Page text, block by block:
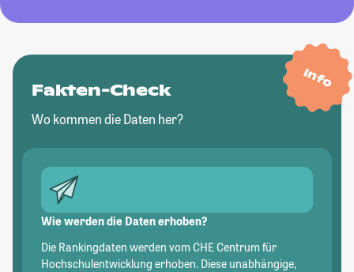
Info
Fakten-Check
Wo kommen die Daten her?
Wie werden die Daten erhoben?
Die Rankingdaten werden vom CHE Centrum für
Hochschulentwicklung erhoben. Diese unabhängige,